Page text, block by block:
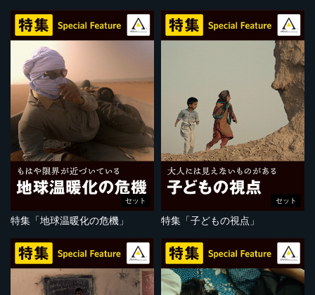
セット
特集「地球温暖化の危機」
セット
特集「子どもの視点」